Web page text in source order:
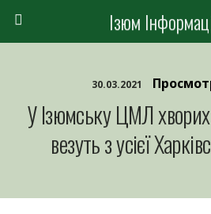
Ізюм
30.03.2021
У Ізюмську ЦМЛ хворих
везуть з усієї